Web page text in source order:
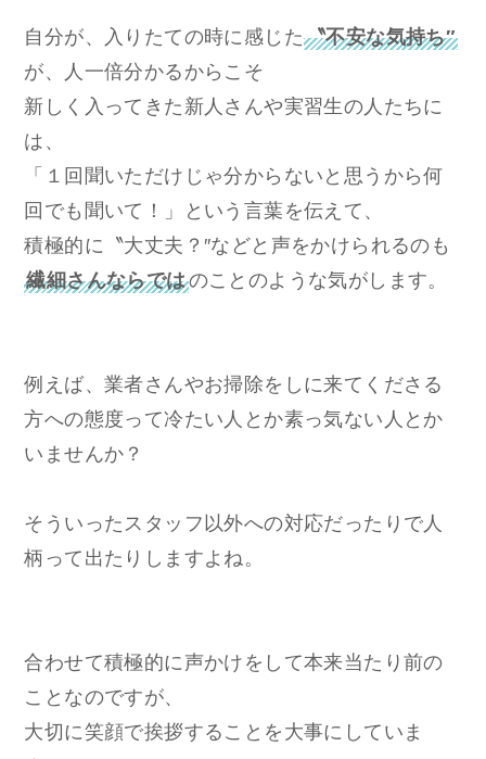
自分が、入りたての時に感じた〝不安な気持ち″
が、人一倍分かるからこそ
新しく入ってきた新人さんや実習生の人たちに
は、
「１回聞いただけじゃ分からないと思うから何
回でも聞いて！」という言葉を伝えて、
積極的に〝大丈夫？″などと声をかけられるのも
繊細さんならではのことのような気がします。
例えば、業者さんやお掃除をしに来てくださる
方への態度って冷たい人とか素っ気ない人とか
いませんか？
そういったスタッフ以外への対応だったりで人
柄って出たりしますよね。
合わせて積極的に声かけをして本来当たり前の
ことなのですが、
大切に笑顔で挨拶することを大事にしていま